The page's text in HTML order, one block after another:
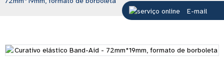
E-mail